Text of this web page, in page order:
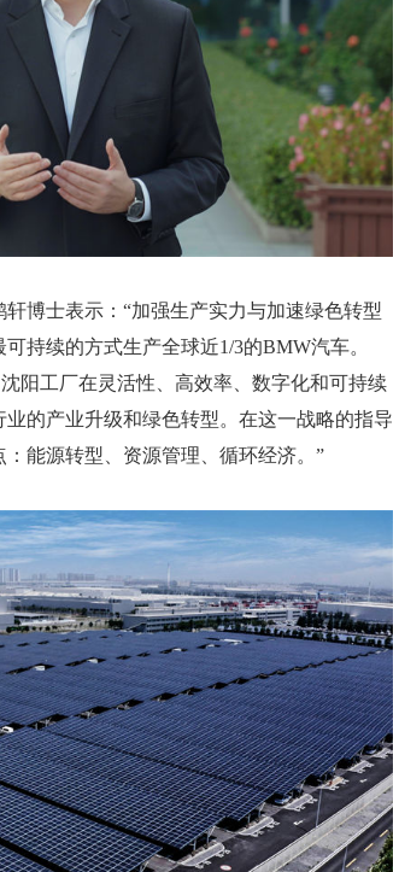
博士表示：“加强生产实力与加速绿色转型
持续的方式生产全球近1/3的BMW汽车。
阳工厂在灵活性、高效率、数字化和可持续
的产业升级和绿色转型。在这一战略的指导
能源转型、资源管理、循环经济。”